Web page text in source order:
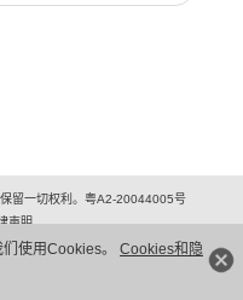
使用Cookies。 Cookies和隐
留一切权利。粤A2-20044005号
声明